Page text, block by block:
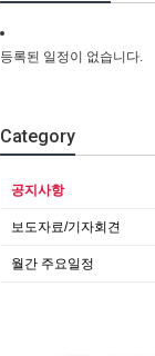
등록된 일정이 없습니다.
Category
공지사항
보도자료/기자회견
월간 주요일정